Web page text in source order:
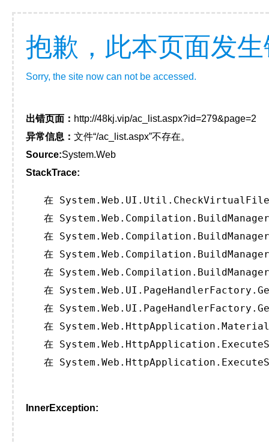
抱歉，此本页面发
Sorry, the site now can not be accessed.
出错页面： http://48kj.vip/ac_list.aspx?id=279&page=2
异常信息： 文件“/ac_list.aspx”不存在。
Source:System.Web
StackTrace:
在
在
在
在
在
在
在
在
在
在
InnerException: